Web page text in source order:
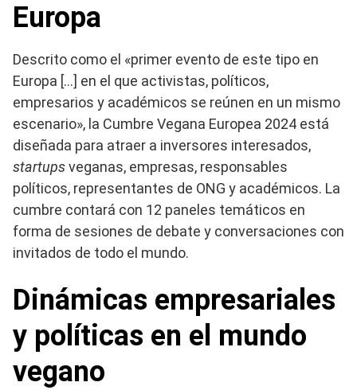
Europa
Descrito como el «primer evento de este tipo en
Europa […] en el que activistas, políticos,
empresarios y académicos se reúnen en un mismo
escenario», la Cumbre Vegana Europea 2024 está
diseñada para atraer a inversores interesados,
startupsveganas, empresas, responsables
políticos, representantes de ONG y académicos. La
cumbre contará con 12 paneles temáticos en
forma de sesiones de debate y conversaciones con
invitados de todo el mundo.
Dinámicas empresariales
y políticas en el mundo
vegano